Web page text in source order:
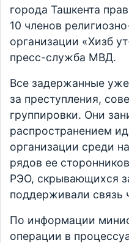
города Ташкента
10 членов
организации «Хизб
пресс-служба МВД.
Все задержанные
за преступления,
группировки. Они
распространением
организации среди
рядов ее
РЭО, скрывающихся
поддерживали связь
По информации
операции в